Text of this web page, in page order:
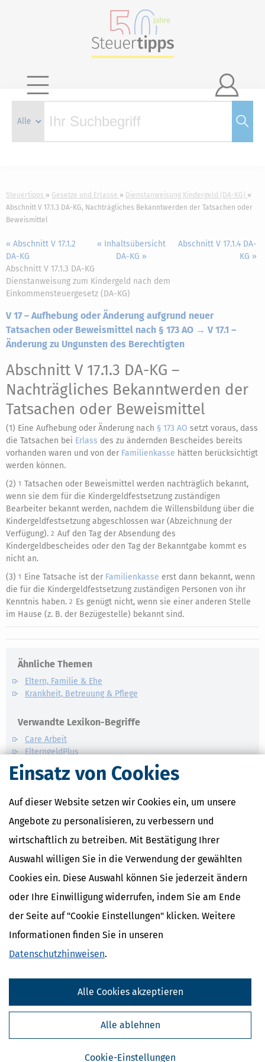
Einsatz von Cookies
Auf dieser Website setzen wir Cookies ein, um unsere
Angebote zu personalisieren, zu verbessern und
wirtschaftlich zu betreiben. Mit Bestätigung Ihrer
Auswahl willigen Sie in die Verwendung der gewählten
Cookies ein. Diese Auswahl können Sie jederzeit ändern
oder Ihre Einwilligung widerrufen, indem Sie am Ende
der Seite auf "Cookie Einstellungen" klicken. Weitere
Informationen finden Sie in unseren
Datenschutzhinweisen.
Cookie-Einstellungen
Alle ablehnen
Alle Cookies akzeptieren

Steuertipps Gesetze und Erlasse
Dienstanweisung Kindergeld (DA-KG)
Abschnitt V 17.1.3 DA-KG, Nachträgliches Bekanntwerden der Tatsachen oder
Beweismittel
« Abschnitt V 17.1.2
DA-KG
« Inhaltsübersicht
DA-KG »
Abschnitt V 17.1.4 DA-
KG »
Abschnitt V 17.1.3 DA-KG
Dienstanweisung zum Kindergeld nach dem
Einkommensteuergesetz (DA-KG)
V 17 – Aufhebung oder Änderung aufgrund neuer
Tatsachen oder Beweismittel nach § 173 AO → V 17.1 –
Änderung zu Ungunsten des Berechtigten
Abschnitt V 17.1.3 DA-KG –
Nachträgliches Bekanntwerden der
Tatsachen oder Beweismittel
(1) Eine Aufhebung oder Änderung nach § 173 AO setzt voraus, dass
die Tatsachen bei Erlass des zu ändernden Bescheides bereits
vorhanden waren und von der Familienkasse hätten berücksichtigt
werden können.
(2) 1 Tatsachen oder Beweismittel werden nachträglich bekannt,
wenn sie dem für die Kindergeldfestsetzung zuständigen
Bearbeiter bekannt werden, nachdem die Willensbildung über die
Kindergeldfestsetzung abgeschlossen war (Abzeichnung der
Verfügung). 2 Auf den Tag der Absendung des
Kindergeldbescheides oder den Tag der Bekanntgabe kommt es
nicht an.
(3) 1 Eine Tatsache ist der Familienkasse erst dann bekannt, wenn
die für die Kindergeldfestsetzung zuständigen Personen von ihr
Kenntnis haben. 2 Es genügt nicht, wenn sie einer anderen Stelle
im Hause (z. B. der Bezügestelle) bekannt sind.
Ähnliche Themen
Eltern, Familie & Ehe
Krankheit, Betreuung & Pflege
Verwandte Lexikon-Begriffe
Care Arbeit
ElterngeldPlus
Kindesunterhalt
Steuertipps
Steuertipps Selbstständige
Ja, ich möchte die kostenlosen Newsletter